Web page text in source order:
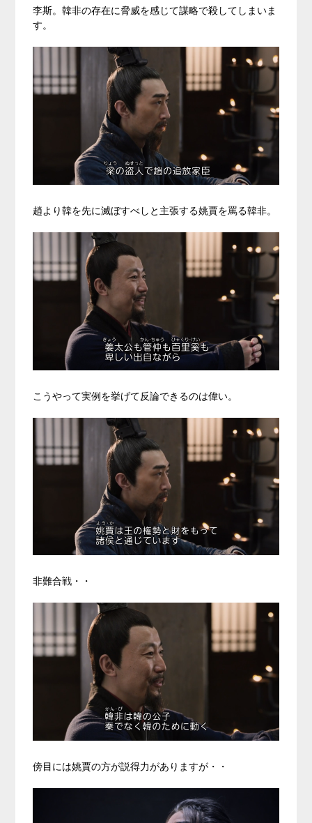
李斯。韓非の存在に脅威を感じて謀略で殺してしまいま
す。
趙より韓を先に滅ぼすべしと主張する姚賈を罵る韓非。
こうやって実例を挙げて反論できるのは偉い。
非難合戦・・
傍目には姚賈の方が説得力がありますが・・